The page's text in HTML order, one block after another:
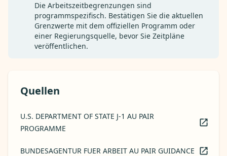
Die Arbeitszeitbegrenzungen sind
programmspezifisch. Bestätigen Sie die aktuellen
Grenzwerte mit dem offiziellen Programm oder
einer Regierungsquelle, bevor Sie Zeitpläne
veröffentlichen.
Quellen
U.S. DEPARTMENT OF STATE J-1 AU PAIR
PROGRAMME
BUNDESAGENTUR FUER ARBEIT AU PAIR GUIDANCE